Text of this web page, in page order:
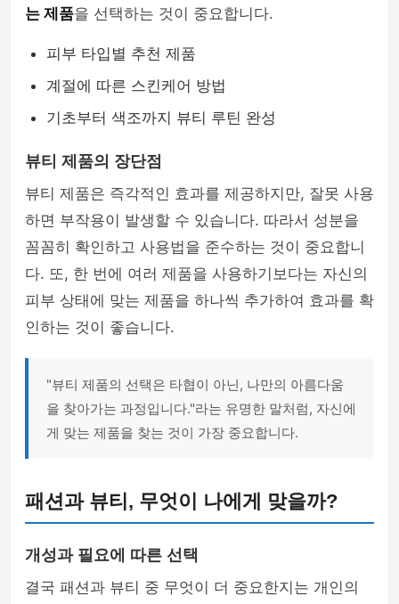
는 제품을 선택하는 것이 중요합니다.
피부 타입별 추천 제품
계절에 따른 스킨케어 방법
기초부터 색조까지 뷰티 루틴 완성
뷰티 제품의 장단점
뷰티 제품은 즉각적인 효과를 제공하지만, 잘못 사용
하면 부작용이 발생할 수 있습니다. 따라서 성분을
꼼꼼히 확인하고 사용법을 준수하는 것이 중요합니
다. 또, 한 번에 여러 제품을 사용하기보다는 자신의
피부 상태에 맞는 제품을 하나씩 추가하여 효과를 확
인하는 것이 좋습니다.
"뷰티 제품의 선택은 타협이 아닌, 나만의 아름다움
을 찾아가는 과정입니다."라는 유명한 말처럼, 자신에
게 맞는 제품을 찾는 것이 가장 중요합니다.
패션과 뷰티, 무엇이 나에게 맞을까?
개성과 필요에 따른 선택
결국 패션과 뷰티 중 무엇이 더 중요한지는 개인의